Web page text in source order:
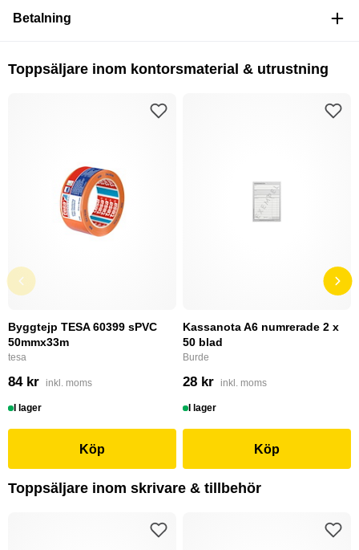
Betalning
Toppsäljare inom kontorsmaterial & utrustning
Byggtejp TESA 60399 sPVC
50mmx33m
tesa
84 kr inkl. moms
I lager
Köp
Kassanota A6 numrerade 2 x
50 blad
Burde
28 kr inkl. moms
I lager
Köp
Toppsäljare inom skrivare & tillbehör